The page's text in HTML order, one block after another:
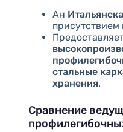
Ан
присутствием
стальные
хранения.
Сравнение